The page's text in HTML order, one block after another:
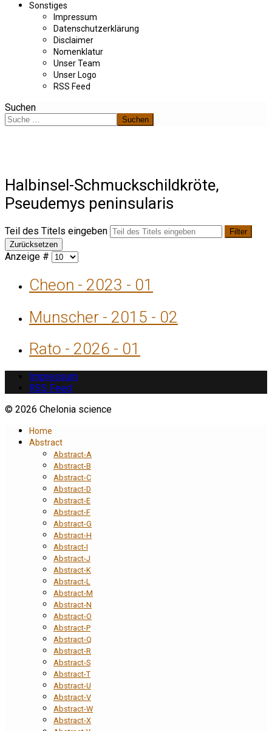
Sonstiges
Impressum
Datenschutzerklärung
Disclaimer
Nomenklatur
Unser Team
Unser Logo
RSS Feed
Suchen
Suchen
Halbinsel-Schmuckschildkröte,
Pseudemys peninsularis
Teil des Titels eingeben
Filter
Zurücksetzen
Anzeige #
Cheon - 2023 - 01
Munscher - 2015 - 02
Rato - 2026 - 01
Impressum
RSS Feed
© 2026 Chelonia science
Home
Abstract
Abstract-A
Abstract-B
Abstract-C
Abstract-D
Abstract-E
Abstract-F
Abstract-G
Abstract-H
Abstract-I
Abstract-J
Abstract-K
Abstract-L
Abstract-M
Abstract-N
Abstract-O
Abstract-P
Abstract-Q
Abstract-R
Abstract-S
Abstract-T
Abstract-U
Abstract-V
Abstract-W
Abstract-X